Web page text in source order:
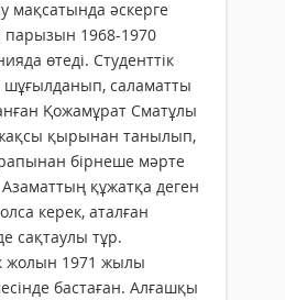
мақсатында әскерге
парызын 1968-1970
өтеді. Студенттік
шұғылданып, саламатты
Қожамұрат Сматұлы
қырынан танылып,
бірнеше мәрте
құжатқа деген
керек, аталған
сақтаулы тұр.
жолын 1971 жылы
бастаған. Алғашқы